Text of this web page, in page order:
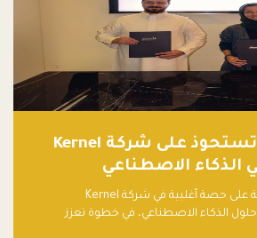
فلك القابضة تستحوذ على شركة Kernel
الاصطناعي
استحوذت فلك القابضة على حصة أغلبية في شركة Kernel
الذكاء الاصطناعي، في خطوة تعزز